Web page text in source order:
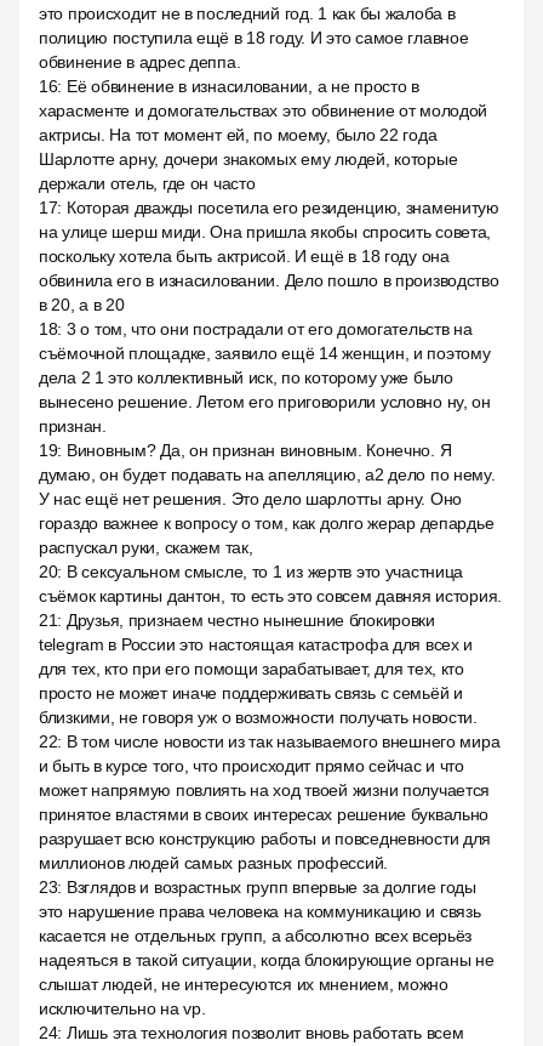
это происходит не в последний год. 1 как бы жалоба в
полицию поступила ещё в 18 году. И это самое главное
обвинение в адрес деппа.
16: Её обвинение в изнасиловании, а не просто в
харасменте и домогательствах это обвинение от молодой
актрисы. На тот момент ей, по моему, было 22 года
Шарлотте арну, дочери знакомых ему людей, которые
держали отель, где он часто
17: Которая дважды посетила его резиденцию, знаменитую
на улице шерш миди. Она пришла якобы спросить совета,
поскольку хотела быть актрисой. И ещё в 18 году она
обвинила его в изнасиловании. Дело пошло в производство
в 20, а в 20
18: 3 о том, что они пострадали от его домогательств на
съёмочной площадке, заявило ещё 14 женщин, и поэтому
дела 2 1 это коллективный иск, по которому уже было
вынесено решение. Летом его приговорили условно ну, он
признан.
19: Виновным? Да, он признан виновным. Конечно. Я
думаю, он будет подавать на апелляцию, a2 дело по нему.
У нас ещё нет решения. Это дело шарлотты арну. Оно
гораздо важнее к вопросу о том, как долго жерар депардье
распускал руки, скажем так,
20: В сексуальном смысле, то 1 из жертв это участница
съёмок картины дантон, то есть это совсем давняя история.
21: Друзья, признаем честно нынешние блокировки
telegram в России это настоящая катастрофа для всех и
для тех, кто при его помощи зарабатывает, для тех, кто
просто не может иначе поддерживать связь с семьёй и
близкими, не говоря уж о возможности получать новости.
22: В том числе новости из так называемого внешнего мира
и быть в курсе того, что происходит прямо сейчас и что
может напрямую повлиять на ход твоей жизни получается
принятое властями в своих интересах решение буквально
разрушает всю конструкцию работы и повседневности для
миллионов людей самых разных профессий.
23: Взглядов и возрастных групп впервые за долгие годы
это нарушение права человека на коммуникацию и связь
касается не отдельных групп, а абсолютно всех всерьёз
надеяться в такой ситуации, когда блокирующие органы не
слышат людей, не интересуются их мнением, можно
исключительно на vp.
24: Лишь эта технология позволит вновь работать всем